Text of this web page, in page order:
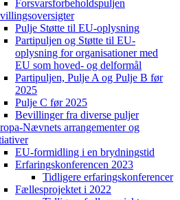
Forsvarsforbeholdspuljen
Pulje Støtte til EU-oplysning
Partipuljen og Støtte til EU-
oplysning for organisationer med
EU som hoved- og delformål
Partipuljen, Pulje A og Pulje B før
2025
Pulje C før 2025
Bevillinger fra diverse puljer
Nævnets arrangementer og
EU-formidling i en brydningstid
Erfaringskonferencen 2023
Tidligere erfaringskonferencer
Fællesprojektet i 2022